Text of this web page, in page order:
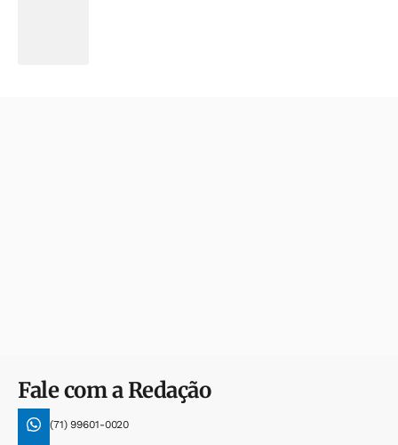
Fale com a Redação
(71) 99601-0020